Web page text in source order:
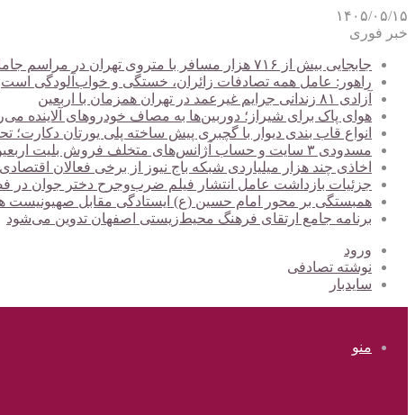
۱۴۰۵/۰۵/۱۵
خبر فوری
جابجایی بیش از ۷۱۶ هزار مسافر با متروی تهران در مراسم جاماندگان اربعین
راهور: عامل همه تصادفات زائران، خستگی و خواب‌آلودگی است
آزادی ۸۱ زندانی جرایم غیرعمد در تهران همزمان با اربعین
هوای پاک برای شیراز؛ دوربین‌ها به مصاف خودروهای آلاینده
انواع قاب بندی دیوار با گچبری پیش ساخته پلی یورتان
مسدودی ۳ سایت و حساب آژانس‌های متخلف فروش بلیت اربعین
اخاذی چند هزار میلیاردی شبکه باج نیوز از برخی فعالان اقتصادی
جزئیات بازداشت عامل انتشار فیلم ضرب‌وجرح دختر جوان در
همبستگی بر محور امام حسین (ع) ایستادگی مقابل
برنامه جامع ارتقای فرهنگ محیط‌زیستی اصفهان تدوین می‌شود
ورود
نوشته تصادفی
سایدبار
منو